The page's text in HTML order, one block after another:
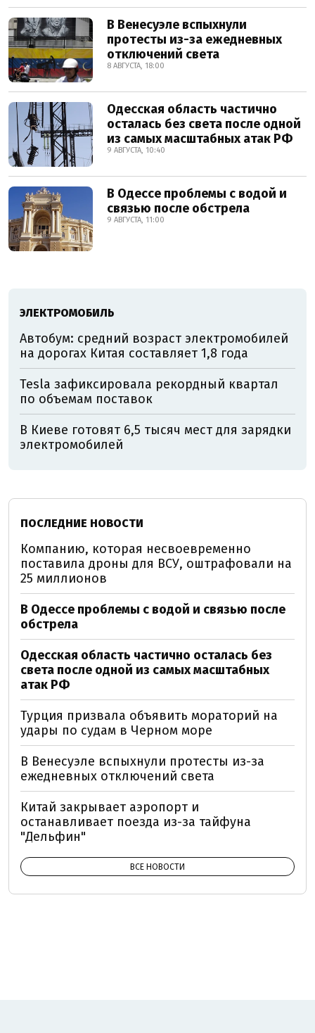
В Венесуэле вспыхнули
протесты из-за ежедневных
отключений света
8 АВГУСТА, 18:00
Одесская область частично
осталась без света после одной
из самых масштабных атак РФ
9 АВГУСТА, 10:40
В Одессе проблемы с водой и
связью после обстрела
9 АВГУСТА, 11:00
ЭЛЕКТРОМОБИЛЬ
Автобум: средний возраст электромобилей
на дорогах Китая составляет 1,8 года
Tesla зафиксировала рекордный квартал
по объемам поставок
В Киеве готовят 6,5 тысяч мест для зарядки
электромобилей
ПОСЛЕДНИЕ НОВОСТИ
Компанию, которая несвоевременно
поставила дроны для ВСУ, оштрафовали на
25 миллионов
В Одессе проблемы с водой и связью после
обстрела
Одесская область частично осталась без
света после одной из самых масштабных
атак РФ
Турция призвала объявить мораторий на
удары по судам в Черном море
В Венесуэле вспыхнули протесты из-за
ежедневных отключений света
Китай закрывает аэропорт и
останавливает поезда из-за тайфуна
"Дельфин"
ВСЕ НОВОСТИ